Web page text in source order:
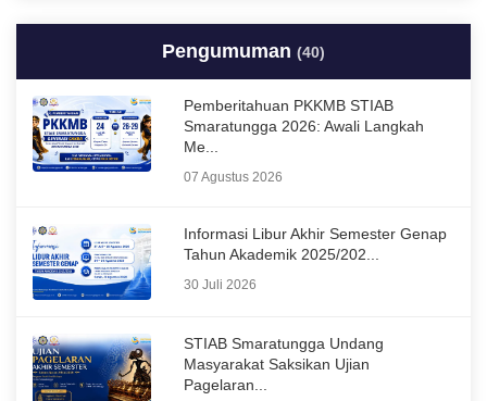
Pengumuman (40)
Pemberitahuan PKKMB STIAB
Smaratungga 2026: Awali Langkah
Me...
07 Agustus 2026
Informasi Libur Akhir Semester Genap
Tahun Akademik 2025/202...
30 Juli 2026
STIAB Smaratungga Undang
Masyarakat Saksikan Ujian
Pagelaran...